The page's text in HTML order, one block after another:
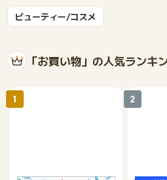
ビューティー/コスメ
「お買い物」の人気ランキ
1 2